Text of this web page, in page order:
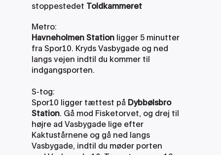
stoppestedet Toldkammeret
Metro:
Havneholmen Station ligger 5 minutter
fra Spor10. Kryds Vasbygade og ned
langs vejen indtil du kommer til
indgangsporten.
S-tog:
Spor10 ligger tættest på Dybbølsbro
Station . Gå mod Fisketorvet, og drej til
højre ad Vasbygade lige efter
Kaktustårnene og gå ned langs
Vasbygade, indtil du møder porten